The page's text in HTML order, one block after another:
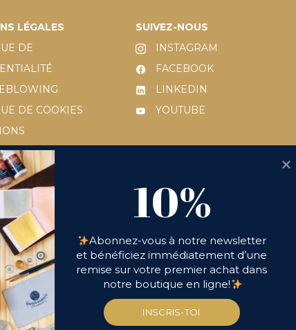
LÉGALES
DE
DE COOKIES
2001
DE RETOUR
SUIVEZ-NOUS
INSTAGRAM
FACEBOOK
LINKEDIN
YOUTUBE
10% OFF
Abonnez-vous à notre newsletter
et bénéficiez immédiatement d’une
remise sur votre premier achat dans
notre boutique en ligne!
10%
INSCRIS-TOI